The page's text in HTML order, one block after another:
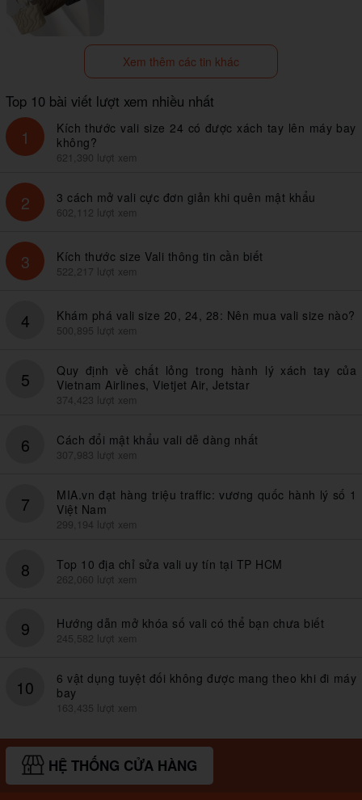
Xem thêm các tin khác
Top 10 bài viết lượt xem nhiều nhất
1
Kích thước vali size 24 có được xách tay lên máy bay
không?
621,390 lượt xem
2 3 cách mở vali cực đơn giản khi quên mật khẩu
602,112 lượt xem
3 Kích thước size Vali thông tin cần biết
522,217 lượt xem
4 Khám phá vali size 20, 24, 28: Nên mua vali size nào?
500,895 lượt xem
5
Quy định về chất lỏng trong hành lý xách tay của
Vietnam Airlines, Vietjet Air, Jetstar
374,423 lượt xem
6 Cách đổi mật khẩu vali dễ dàng nhất
307,983 lượt xem
7
MIA.vn đạt hàng triệu traffic: vương quốc hành lý số 1
Việt Nam
299,194 lượt xem
8 Top 10 địa chỉ sửa vali uy tín tại TP HCM
262,060 lượt xem
9 Hướng dẫn mở khóa số vali có thể bạn chưa biết
245,582 lượt xem
10
6 vật dụng tuyệt đối không được mang theo khi đi máy
bay
163,435 lượt xem
HỆ THỐNG CỬA HÀNG